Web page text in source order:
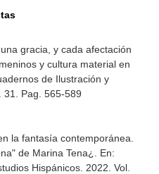
gracia, y cada afectación
y cultura material en
de Ilustración y
31. Pag. 565-589
la fantasía contemporánea.
de Marina Tena¿. En:
Hispánicos. 2022. Vol.